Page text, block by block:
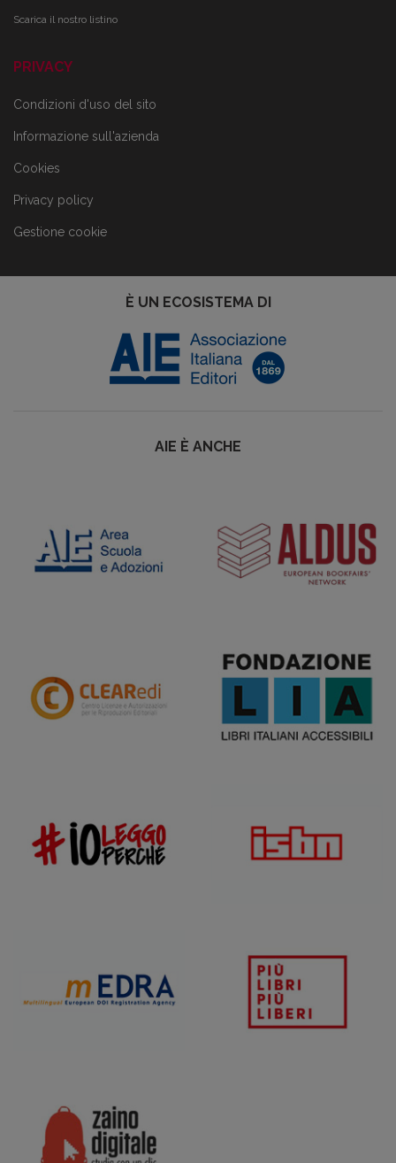
Scarica il nostro listino
PRIVACY
Condizioni d'uso del sito
Informazione sull'azienda
Cookies
Privacy policy
Gestione cookie
È UN ECOSISTEMA DI
AIE È ANCHE